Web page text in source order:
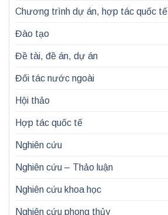
Chương trình dự án, hợp tác quốc tế
Đào tạo
Đề tài, đề án, dự án
Đối tác nước ngoài
Hội thảo
Hợp tác quốc tế
Nghiên cứu
Nghiên cứu – Thảo luận
Nghiên cứu khoa học
Nghiên cứu phong thủy